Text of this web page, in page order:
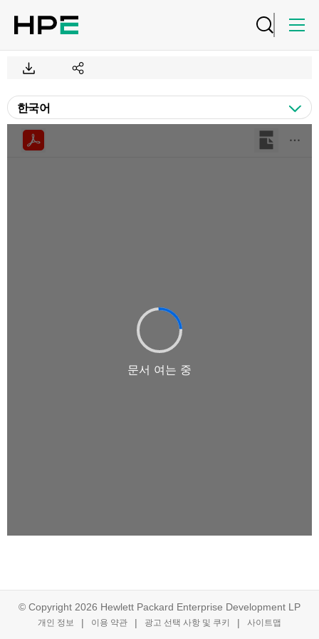
© Copyright 2026 Hewlett Packard Enterprise Development LP
개인 정보 이용 약관 광고 선택 사항 및 쿠키 사이트맵